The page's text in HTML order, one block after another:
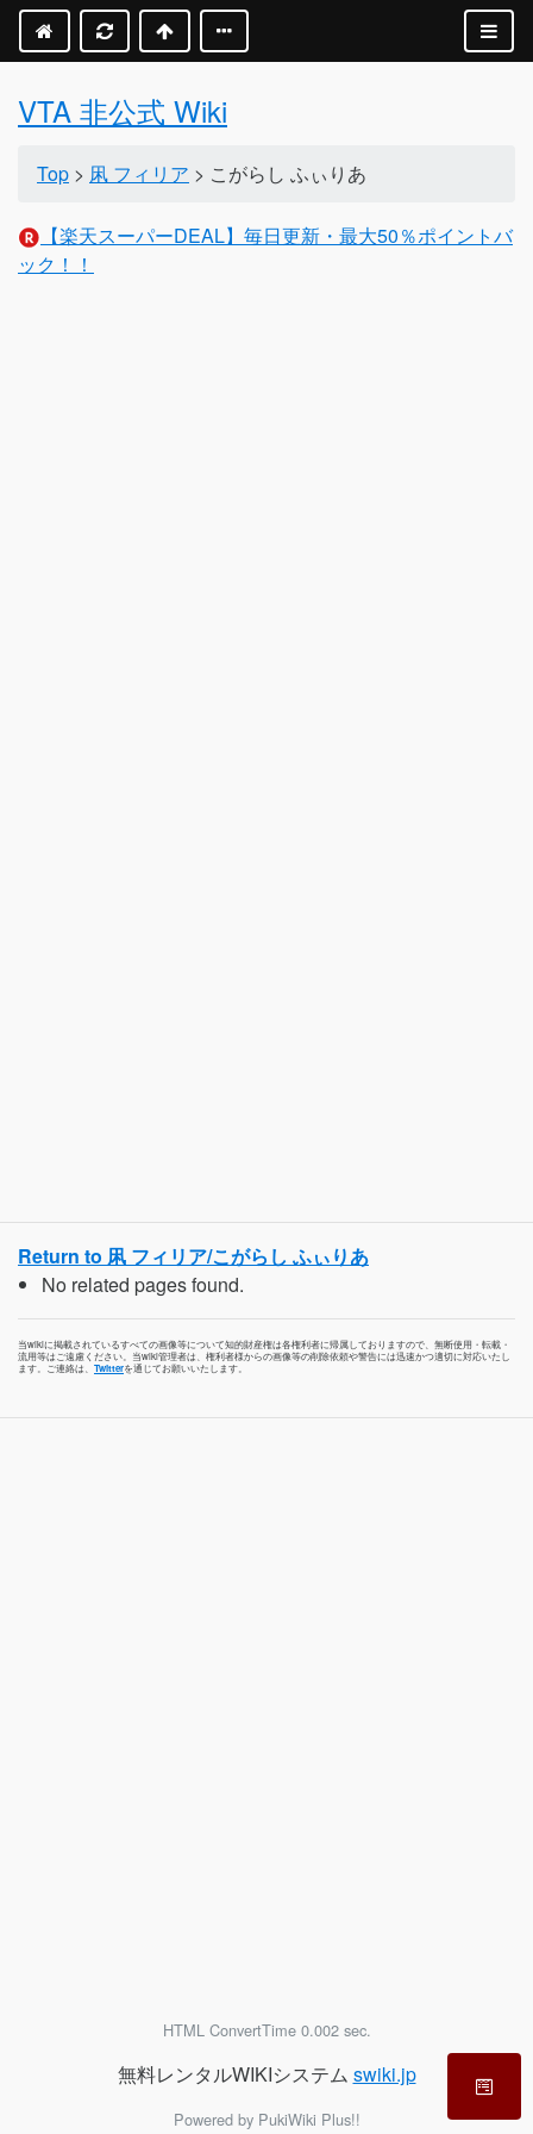
VTA 非公式 Wiki
Top > 凩 フィリア > こがらし ふぃりあ
【楽天スーパーDEAL】毎日更新・最大50％ポイントバ
ック！！
Return to 凩 フィリア/こがらし ふぃりあ
No related pages found.
当wikiに掲載されているすべての画像等について知的財産権は各権利者に帰属しておりますので、無断使用・転載・
流用等はご遠慮ください。当wiki管理者は、権利者様からの画像等の削除依頼や警告には迅速かつ適切に対応いたし
ます。ご連絡は、 Twitterを通じてお願いいたします。
HTML ConvertTime 0.002 sec.
無料レンタルWIKIシステム swiki.jp
Powered by PukiWiki Plus!!